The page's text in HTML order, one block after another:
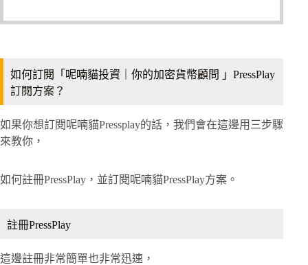
如何訂閱「呢喃貓投資｜你的加密貨幣顧問 」PressPlay
訂閱方案？
如果你想訂閱呢喃貓Pressplay的話，我們會在這邊用三步驟
來教你，
如何註冊PressPlay，並訂閱呢喃貓PressPlay方案。
註冊PressPlay
這邊註冊非常簡單也非常迅速，